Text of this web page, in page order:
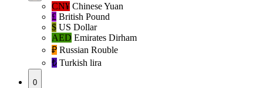
CN¥ Chinese Yuan
£ British Pound
$ US Dollar
AED Emirates Dirham
₽‎ Russian Rouble
₺‎ Turkish lira
0